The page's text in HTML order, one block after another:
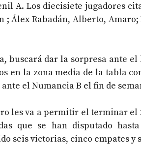
A. Los diecisiete jugadores
; Álex Rabadán, Alberto,
buscará dar la sorpresa ante
en la zona media de la tabla
el Numancia B el fin de
les va a permitir el terminar el
que se han disputado
seis victorias, cinco empates y